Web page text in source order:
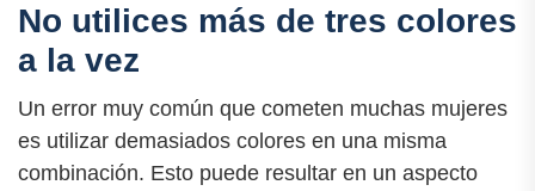
No utilices más de tres colores
a la vez
Un error muy común que cometen muchas mujeres
es utilizar demasiados colores en una misma
combinación. Esto puede resultar en un aspecto